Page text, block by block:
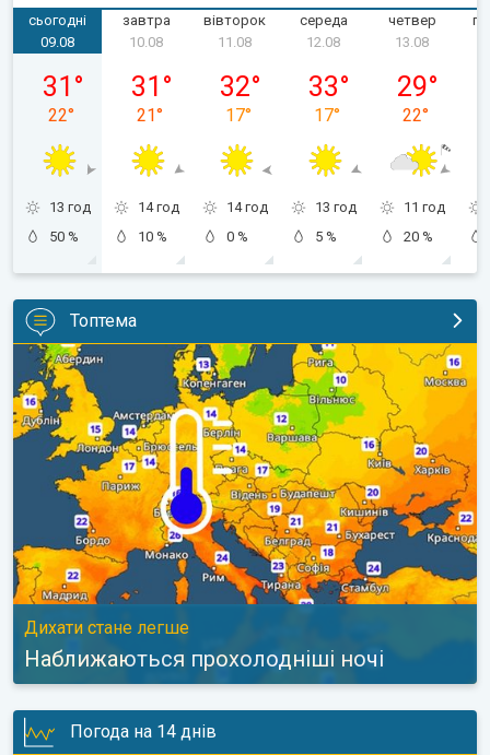
сьогодні
неділя, 09.08
09.08
31 °
22°
13 год
50 %
завтра
понеділок, 10.08
10.08
31 °
21°
14 год
10 %
вівторок
вівторок, 11.08
11.08
32°
17°
14 год
0 %
середа
середа, 12.08
12.08
33°
17°
13 год
5 %
четвер
четвер,
13.08
29°
22°
11 год
20 %
Топтема
Наближаються прохолодніші ночі. Дихати стане легше. . .
Дихати стане легше
Наближаються прохолодніші ночі
Погода на 14 днів